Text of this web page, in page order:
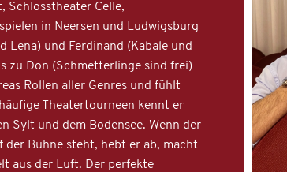
Schlosstheater Celle,
in Neersen und Ludwigsburg
Lena) und Ferdinand (Kabale und
zu Don (Schmetterlinge sind frei)
Rollen aller Genres und fühlt
Theatertourneen kennt er
Sylt und dem Bodensee. Wenn der
der Bühne steht, hebt er ab, macht
aus der Luft. Der perfekte